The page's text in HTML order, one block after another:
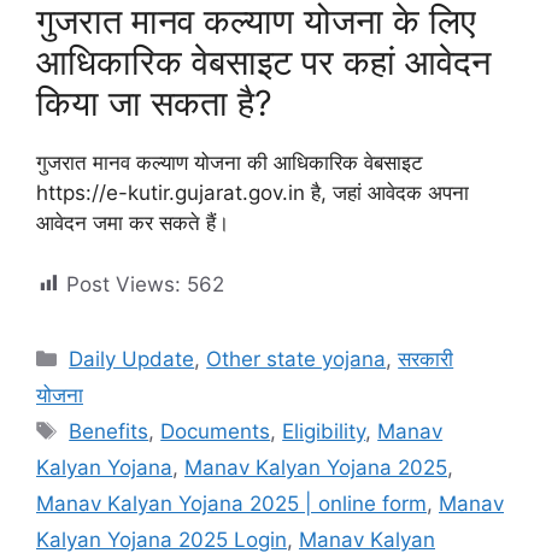
गुजरात मानव कल्याण योजना के लिए
आधिकारिक वेबसाइट पर कहां आवेदन
किया जा सकता है?
गुजरात मानव कल्याण योजना की आधिकारिक वेबसाइट
https://e-kutir.gujarat.gov.in है, जहां आवेदक अपना
आवेदन जमा कर सकते हैं।
Post Views: 562
Categories
Daily Update, Other state yojana,सरकारी
योजना
Tags
Benefits, Documents, Eligibility, Manav
Kalyan Yojana, Manav Kalyan Yojana 2025,
Manav Kalyan Yojana 2025 | online form, Manav
Kalyan Yojana 2025 Login, Manav Kalyan